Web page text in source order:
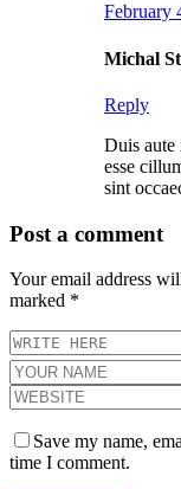
February
Michal
Reply
Duis aute
esse
sint
Post a comment
Your email address
marked *
Save my name,
time I comment.